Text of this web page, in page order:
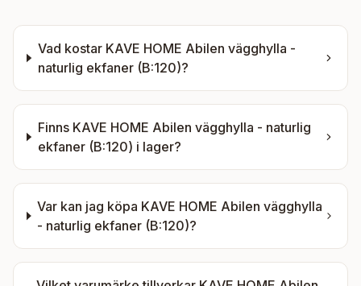
Vad kostar KAVE HOME Abilen vägghylla -
naturlig ekfaner (B:120)?
Finns KAVE HOME Abilen vägghylla - naturlig
ekfaner (B:120) i lager?
Var kan jag köpa KAVE HOME Abilen vägghylla
- naturlig ekfaner (B:120)?